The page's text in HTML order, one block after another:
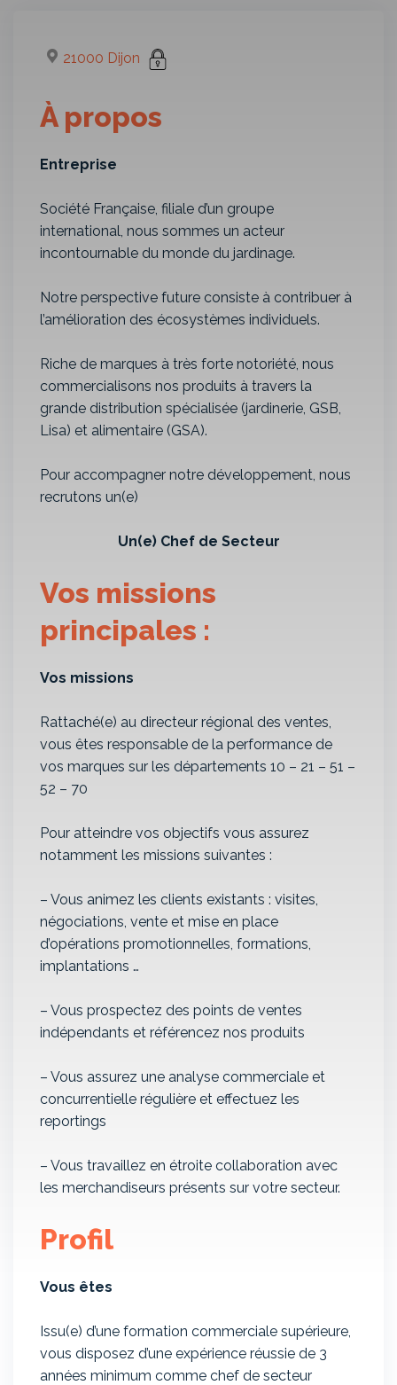
21000 Dijon
À propos
Entreprise
Société Française, filiale d’un groupe
international, nous sommes un acteur
incontournable du monde du jardinage.
Notre perspective future consiste à contribuer à
l’amélioration des écosystèmes individuels.
Riche de marques à très forte notoriété, nous
commercialisons nos produits à travers la
grande distribution spécialisée (jardinerie, GSB,
Lisa) et alimentaire (GSA).
Pour accompagner notre développement, nous
recrutons un(e)
Un(e) Chef de Secteur
Vos missions
principales :
Vos missions
Rattaché(e) au directeur régional des ventes,
vous êtes responsable de la performance de
vos marques sur les départements 10 – 21 – 51 –
52 – 70
Pour atteindre vos objectifs vous assurez
notamment les missions suivantes :
– Vous animez les clients existants : visites,
négociations, vente et mise en place
d’opérations promotionnelles, formations,
implantations …
– Vous prospectez des points de ventes
indépendants et référencez nos produits
– Vous assurez une analyse commerciale et
concurrentielle régulière et effectuez les
reportings
– Vous travaillez en étroite collaboration avec
les merchandiseurs présents sur votre secteur.
Profil
Vous êtes
Issu(e) d’une formation commerciale supérieure,
vous disposez d’une expérience réussie de 3
années minimum comme chef de secteur